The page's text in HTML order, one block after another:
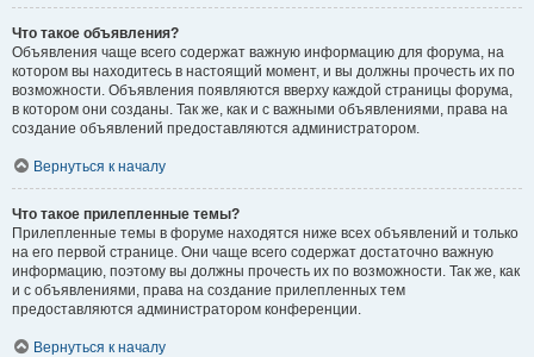
Что такое объявления?
Объявления чаще всего содержат важную информацию для форума, на
котором вы находитесь в настоящий момент, и вы должны прочесть их по
возможности. Объявления появляются вверху каждой страницы форума,
в котором они созданы. Так же, как и с важными объявлениями, права на
создание объявлений предоставляются администратором.
Вернуться к началу
Что такое прилепленные темы?
Прилепленные темы в форуме находятся ниже всех объявлений и только
на его первой странице. Они чаще всего содержат достаточно важную
информацию, поэтому вы должны прочесть их по возможности. Так же, как
и с объявлениями, права на создание прилепленных тем
предоставляются администратором конференции.
Вернуться к началу